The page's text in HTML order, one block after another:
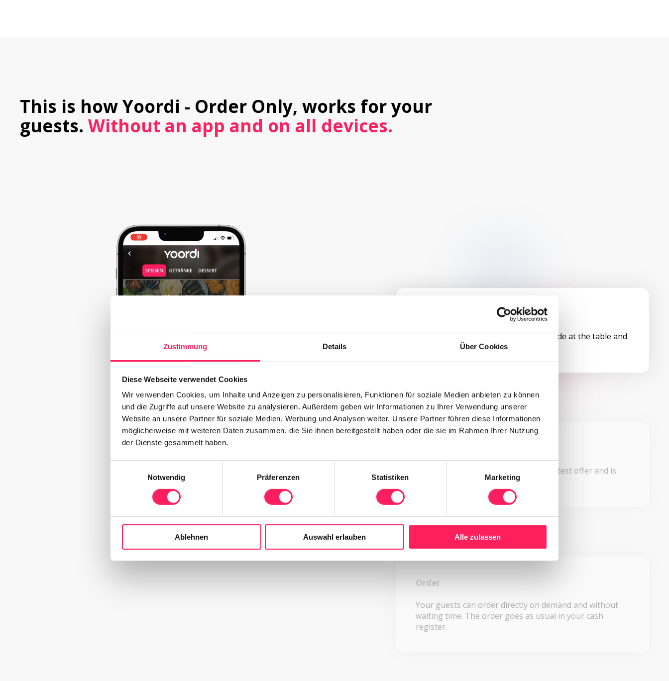
Zustimmung Details Über Cookies
Diese Webseite verwendet Cookies
Wir verwenden Cookies, um Inhalte und Anzeigen zu personalisieren, Funktionen für soziale Medien anbieten zu können
und die Zugriffe auf unsere Website zu analysieren. Außerdem geben wir Informationen zu Ihrer Verwendung unserer
Website an unsere Partner für soziale Medien, Werbung und Analysen weiter. Unsere Partner führen diese Informationen
möglicherweise mit weiteren Daten zusammen, die Sie ihnen bereitgestellt haben oder die sie im Rahmen Ihrer Nutzung
der Dienste gesammelt haben.
Notwendig
Präferenzen Statistiken Marketing
Ablehnen Auswahl erlauben Alle zulassen
This is how Yoordi - Order Only, works for your
guests. Without an app and on all devices.
Your guest can directly scan the QR code at the table and
dive into your digital menu.
Your digital menu always shows the latest offer and is
Order
Your guests can order directly on demand and without
waiting time. The order goes as usual in your cash
register.